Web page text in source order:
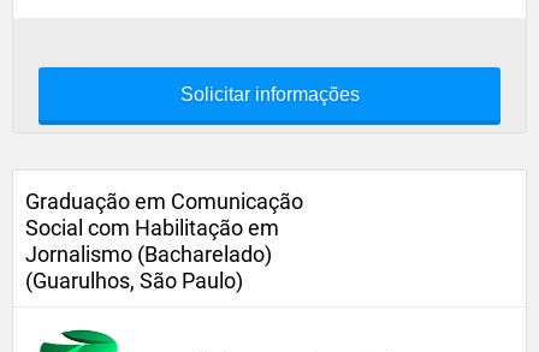
Solicitar informações
Graduação em Comunicação
Social com Habilitação em
Jornalismo (Bacharelado)
(Guarulhos, São Paulo)